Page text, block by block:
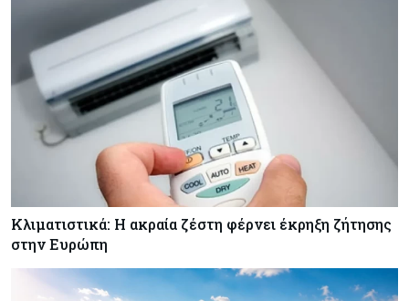
Κόσμος
Γιατί οι κεντρικές τράπεζες αφήνουν τις αγορές
να «παίξουν μπάλα»
Κλιματιστικά: Η ακραία ζέστη φέρνει έκρηξη ζήτησης
στην Ευρώπη